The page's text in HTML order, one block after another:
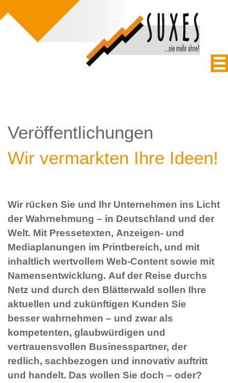
Veröffentlichungen
Wir vermarkten Ihre Ideen!
Wir rücken Sie und Ihr Unternehmen ins Licht
der Wahrnehmung – in Deutschland und der
Welt. Mit Pressetexten, Anzeigen- und
Mediaplanungen im Printbereich, und mit
inhaltlich wertvollem Web-Content sowie mit
Namensentwicklung. Auf der Reise durchs
Netz und durch den Blätterwald sollen Ihre
aktuellen und zukünftigen Kunden Sie
besser wahrnehmen – und zwar als
kompetenten, glaubwürdigen und
vertrauensvollen Businesspartner, der
redlich, sachbezogen und innovativ auftritt
und handelt. Das wollen Sie doch – oder?